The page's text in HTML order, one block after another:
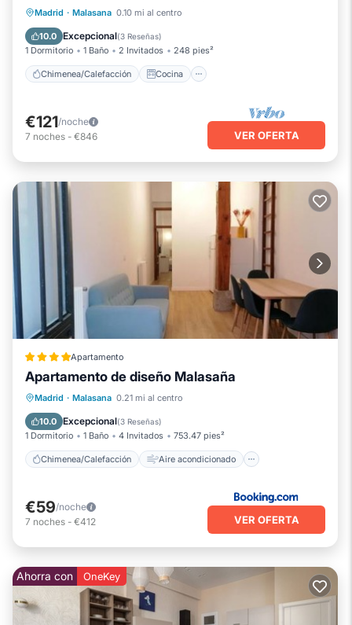
Madrid · Malasana 0.10 mi al centro
10.0 Excepcional(3 Reseñas)
1 Dormitorio 1 Baño 2 Invitados 248 pies²
Chimenea/Calefacción Cocina
Chimenea/Calefacción
Aire acondicionado
€121/noche
7 noches - €846 VER OFERTA
Apartamento
Apartamento de diseño Malasaña
Madrid · Malasana 0.21 mi al centro
10.0 Excepcional(3 Reseñas)
1 Dormitorio 1 Baño 4 Invitados 753.47 pies²
Chimenea/Calefacción Aire acondicionado
Chimenea/Calefacción
Aire acondicionado
Apto para niños
€59/noche
7 noches - €412 VER OFERTA
Ahorra con OneKey